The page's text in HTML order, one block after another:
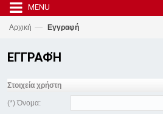
MENU
Αρχική — Εγγραφή
ΕΓΓΡΑΦΉ
Στοιχεία χρήστη
(*) Όνομα: